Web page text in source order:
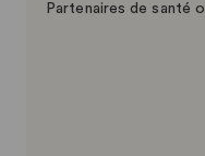
Partenaires de santé